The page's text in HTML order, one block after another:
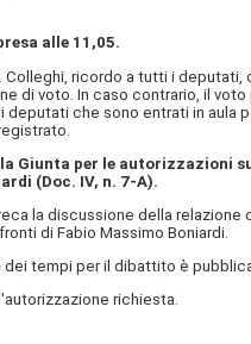
alle 11,05.
Colleghi, ricordo a tutti i
di voto. In caso contrario, il
che sono entrati in aula
Giunta per le
(Doc. IV, n. 7-A).
la discussione della
di Fabio Massimo Boniardi.
dei tempi per il dibattito è
richiesta.